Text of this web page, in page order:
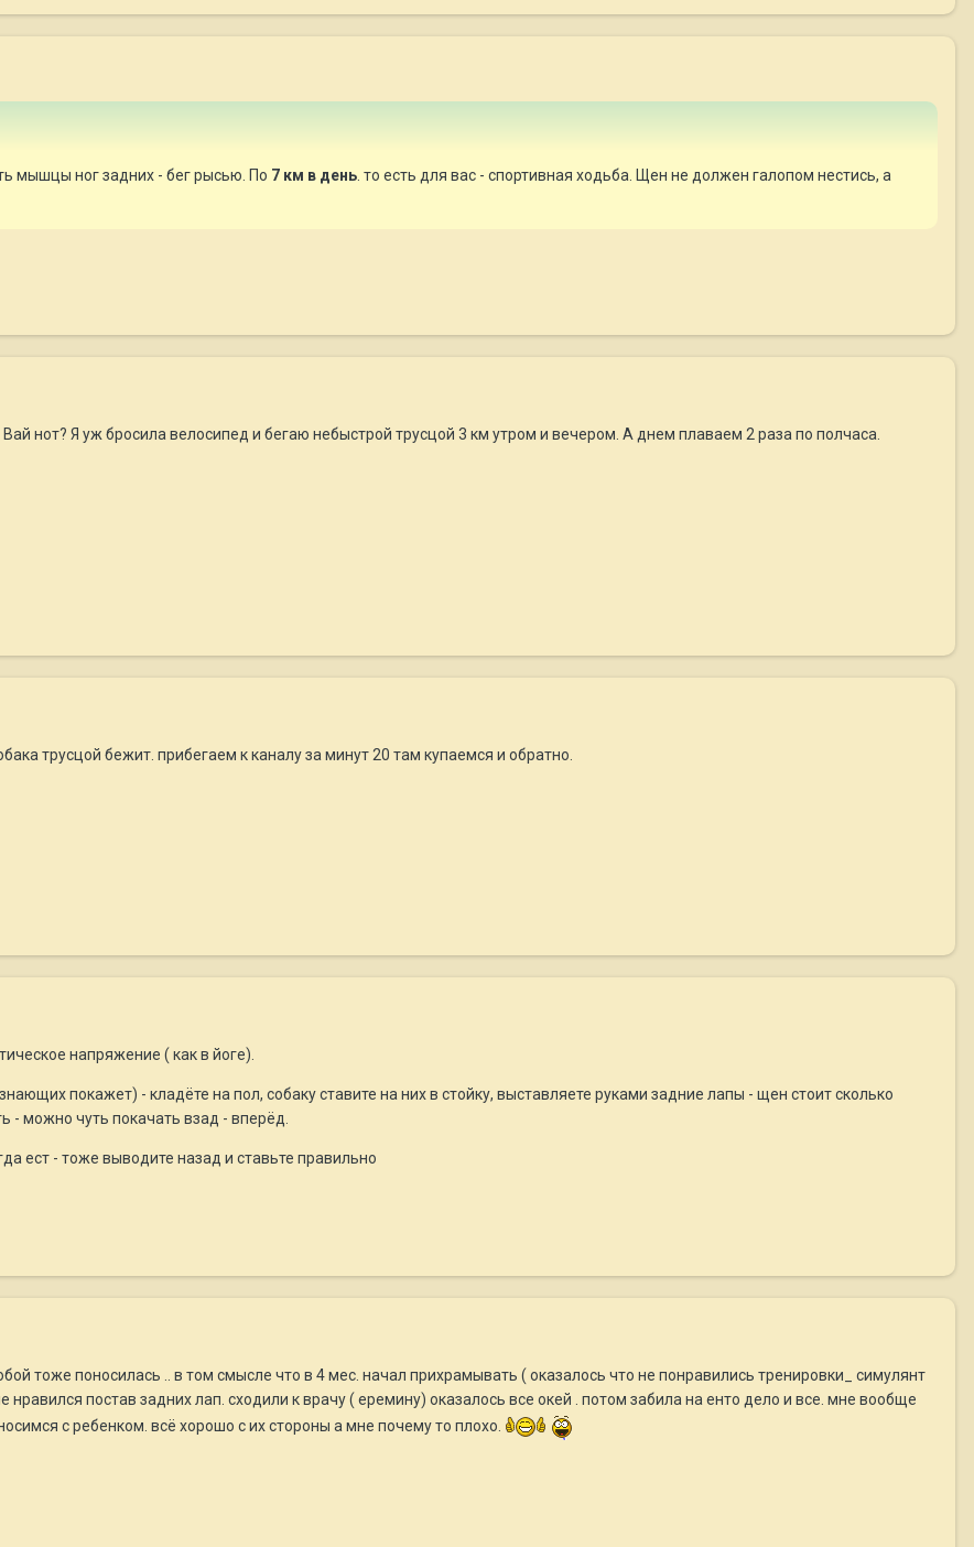
мышцы ног задних - бег рысью. По 7 км в день . то есть для вас - спортивная ходьба. Щен не должен галопом нестись, а
нот? Я уж бросила велосипед и бегаю небыстрой трусцой 3 км утром и вечером. А днем плаваем 2 раза по полчаса.
трусцой бежит. прибегаем к каналу за минут 20 там купаемся и обратно.
напряжение ( как в йоге).
покажет) - кладёте на пол, собаку ставите на них в стойку, выставляете руками задние лапы - щен стоит сколько
можно чуть покачать взад - вперёд.
ест - тоже выводите назад и ставьте правильно
тоже поносилась .. в том смысле что в 4 мес. начал прихрамывать ( оказалось что не понравились тренировки_ симулянт
нравился постав задних лап. сходили к врачу ( еремину) оказалось все окей . потом забила на енто дело и все. мне вообще
с ребенком. всё хорошо с их стороны а мне почему то плохо.